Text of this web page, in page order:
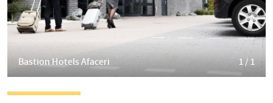
Bastion Hotels Afaceri 1 / 1